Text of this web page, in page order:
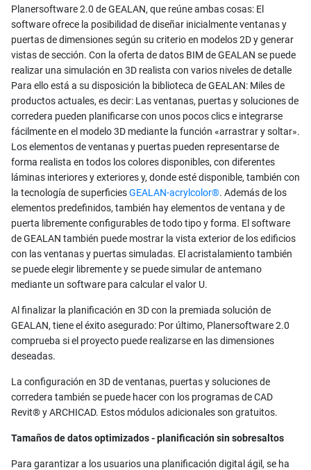
Planersoftware 2.0 de GEALAN, que reúne ambas cosas: El
software ofrece la posibilidad de diseñar inicialmente ventanas y
puertas de dimensiones según su criterio en modelos 2D y generar
vistas de sección. Con la oferta de datos BIM de GEALAN se puede
realizar una simulación en 3D realista con varios niveles de detalle
Para ello está a su disposición la biblioteca de GEALAN: Miles de
productos actuales, es decir: Las ventanas, puertas y soluciones de
corredera pueden planificarse con unos pocos clics e integrarse
fácilmente en el modelo 3D mediante la función «arrastrar y soltar».
Los elementos de ventanas y puertas pueden representarse de
forma realista en todos los colores disponibles, con diferentes
láminas interiores y exteriores y, donde esté disponible, también con
la tecnología de superficiesGEALAN-acrylcolor®. Además de los
elementos predefinidos, también hay elementos de ventana y de
puerta libremente configurables de todo tipo y forma. El software
de GEALAN también puede mostrar la vista exterior de los edificios
con las ventanas y puertas simuladas. El acristalamiento también
se puede elegir libremente y se puede simular de antemano
mediante un software para calcular el valor U.
Al finalizar la planificación en 3D con la premiada solución de
GEALAN, tiene el éxito asegurado: Por último, Planersoftware 2.0
comprueba si el proyecto puede realizarse en las dimensiones
deseadas.
La configuración en 3D de ventanas, puertas y soluciones de
corredera también se puede hacer con los programas de CAD
Revit® y ARCHICAD. Estos módulos adicionales son gratuitos.
Tamaños de datos optimizados - planificación sin sobresaltos
Para garantizar a los usuarios una planificación digital ágil, se ha